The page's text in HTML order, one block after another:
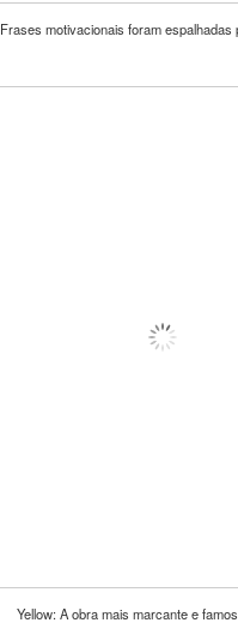
Frases motivacionais foram espalhadas
Yellow: A obra mais marcante e